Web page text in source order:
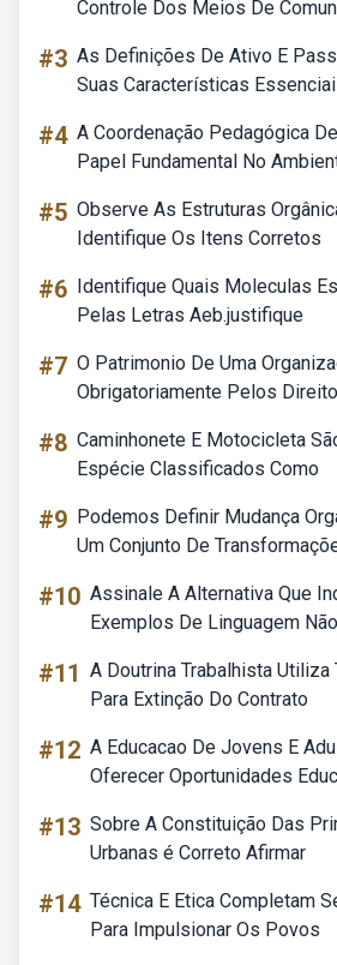
Controle Dos Meios De
#3 As Definições De Ativo E
Suas Características
#4 A Coordenação Pedagógica
Papel Fundamental No
#5 Observe As Estruturas
Identifique Os Itens Corretos
#6 Identifique Quais Moleculas
Pelas Letras Aeb.justifique
#7 O Patrimonio De Uma
Obrigatoriamente Pelos
#8 Caminhonete E Motocicleta
Espécie Classificados Como
#9 Podemos Definir Mudança
Um Conjunto De
#10 Assinale A Alternativa Que
Exemplos De Linguagem
#11 A Doutrina Trabalhista
Para Extinção Do Contrato
#12 A Educacao De Jovens E
Oferecer Oportunidades
#13 Sobre A Constituição Das
Urbanas é Correto Afirmar
#14 Técnica E Etica Completam
Para Impulsionar Os Povos